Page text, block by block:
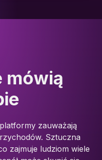
mówią
zauważają
Sztuczna
zajmuje ludziom wiele